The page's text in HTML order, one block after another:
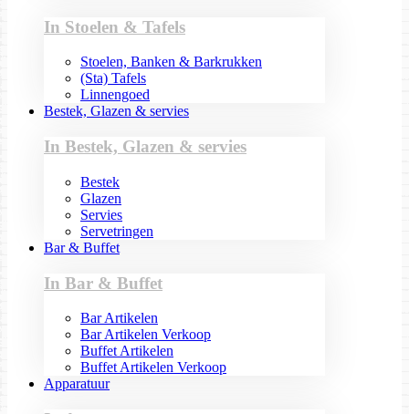
In Stoelen & Tafels
Stoelen, Banken & Barkrukken
(Sta) Tafels
Linnengoed
Bestek, Glazen & servies
In Bestek, Glazen & servies
Bestek
Glazen
Servies
Servetringen
Bar & Buffet
In Bar & Buffet
Bar Artikelen
Bar Artikelen Verkoop
Buffet Artikelen
Buffet Artikelen Verkoop
Apparatuur